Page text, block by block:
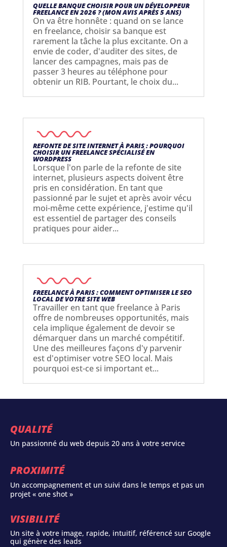
QUELLE BANQUE CHOISIR POUR UN DÉVELOPPEUR
FREELANCE EN 2026 ? (MON AVIS APRÈS 5 ANS)
On va être honnête : quand on se lance
en freelance, choisir sa banque est
rarement la tâche la plus excitante. On a
envie de coder, d'auditer des sites, de
lancer des campagnes, mais pas de
passer 3 heures au téléphone pour
obtenir un RIB. Pourtant, le choix du...
REFONTE DE SITE INTERNET À PARIS : POURQUOI
CHOISIR UN FREELANCE SPÉCIALISÉ EN
WORDPRESS
Lorsque l'on parle de la refonte de site
internet, plusieurs aspects doivent être
pris en considération. En tant que
passionné par le sujet et après avoir vécu
moi-même cette expérience, j'estime qu'il
est essentiel de partager des conseils
pratiques pour aider...
FREELANCE À PARIS : COMMENT OPTIMISER LE SEO
LOCAL DE VOTRE SITE WEB
Travailler en tant que freelance à Paris
offre de nombreuses opportunités, mais
cela implique également de devoir se
démarquer dans un marché compétitif.
Une des meilleures façons d'y parvenir
est d'optimiser votre SEO local. Mais
pourquoi est-ce si important et...
QUALITÉ
Un passionné du web depuis 20 ans à votre service
PROXIMITÉ
Un accompagnement et un suivi dans le temps et pas un
projet « one shot »
VISIBILITÉ
Un site à votre image, rapide, intuitif, référencé sur Google
qui génère des leads